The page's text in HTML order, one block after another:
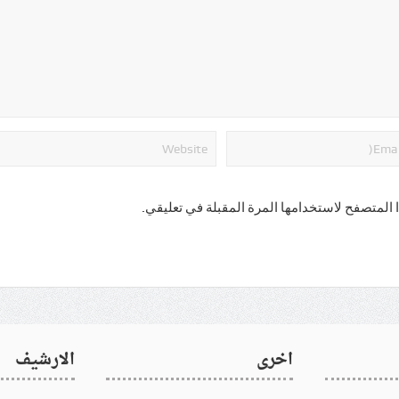
لاستخدامها المرة المقبلة في تعليقي.
اخرى الارشيف